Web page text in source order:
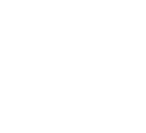
Los futboleros de toda
partido de Copa del Rey
el 4 de enero de 2025
conjunto rojiblanco de
están atentos al